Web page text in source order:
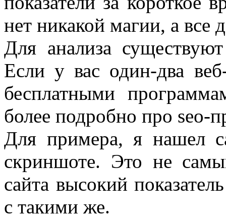
нет никакой магии, а все
Для анализа
Если у вас один-два
бесплатными
более подробно про seo-
Для примера, я нашел
скриншоте. Это не
сайта высокий
с такими же.